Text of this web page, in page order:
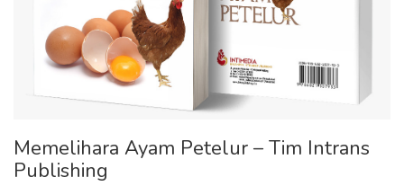
Memelihara Ayam Petelur – Tim Intrans
Publishing